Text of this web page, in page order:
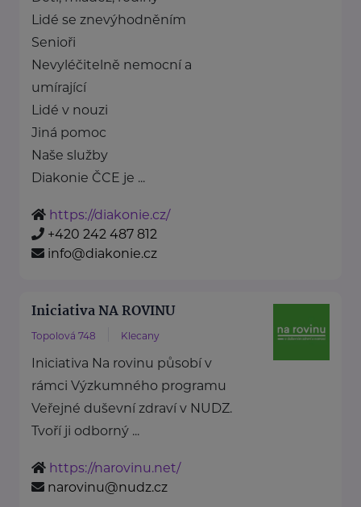
Lidé se znevýhodněním
Senioři
Nevyléčitelně nemocní a
umírající
Lidé v nouzi
Jiná pomoc
Naše služby
Diakonie ČCE je ...
https://diakonie.cz/
+420 242 487 812
info@diakonie.cz
Iniciativa NA ROVINU
Topolová 748 Klecany
Iniciativa Na rovinu působí v
rámci Výzkumného programu
Veřejné duševní zdraví v NUDZ.
Tvoří ji odborný ...
https://narovinu.net/
narovinu@nudz.cz